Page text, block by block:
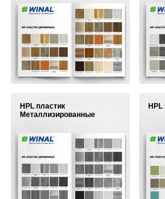
HPL пластик
Металлизированные